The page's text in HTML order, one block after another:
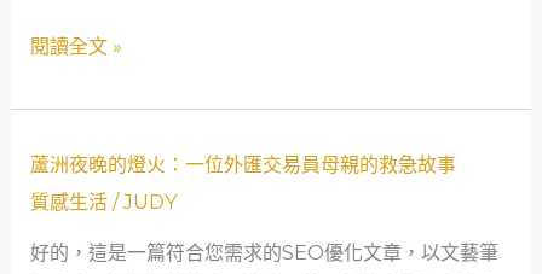
的
守
護
閱讀全文 »
蘆洲夜晚的燈火：一位外匯交易員母親的救急故事
質感生活/JUDY
好的，這是一篇符合您需求的SEO優化文章，以文藝筆
蘆
洲
晚